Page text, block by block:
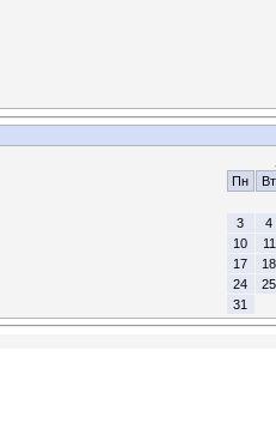
Пн
Вт
3
4
10
11
17
18
24
25
31